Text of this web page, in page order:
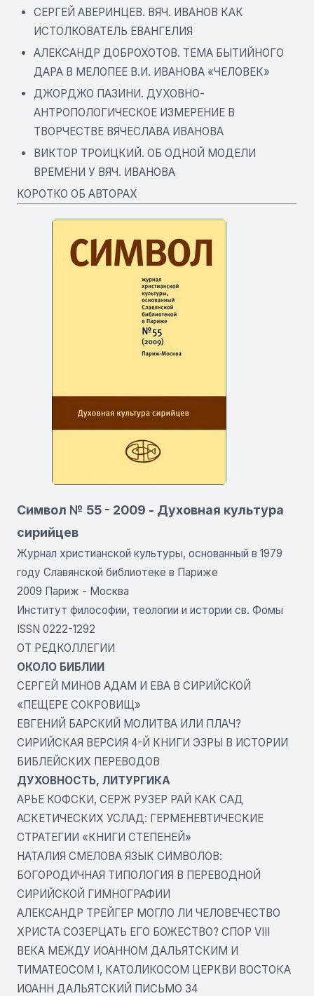
СЕРГЕЙ АВЕРИНЦЕВ. ВЯЧ. ИВАНОВ КАК
ИСТОЛКОВАТЕЛЬ ЕВАНГЕЛИЯ
АЛЕКСАНДР ДОБРОХОТОВ. ТЕМА БЫТИЙНОГО
ДАРА В МЕЛОПЕЕ В.И. ИВАНОВА «ЧЕЛОВЕК»
ДЖОРДЖО ПАЗИНИ. ДУХОВНО-
АНТРОПОЛОГИЧЕСКОЕ ИЗМЕРЕНИЕ В
ТВОРЧЕСТВЕ ВЯЧЕСЛАВА ИВАНОВА
ВИКТОР ТРОИЦКИЙ. ОБ ОДНОЙ МОДЕЛИ
ВРЕМЕНИ У ВЯЧ. ИВАНОВА
КОРОТКО ОБ АВТОРАХ
Символ № 55 - 2009 - Духовная культура
сирийцев
Журнал христианской культуры, основанный в 1979
году Славянской библиотеке в Париже
2009 Париж - Москва
Институт философии, теологии и истории св. Фомы
ISSN 0222-1292
ОТ РЕДКОЛЛЕГИИ
ОКОЛО БИБЛИИ
СЕРГЕЙ МИНОВ АДАМ И ЕВА В СИРИЙСКОЙ
«ПЕЩЕРЕ СОКРОВИЩ»
ЕВГЕНИЙ БАРСКИЙ МОЛИТВА ИЛИ ПЛАЧ?
СИРИЙСКАЯ ВЕРСИЯ 4-Й КНИГИ ЭЗРЫ В ИСТОРИИ
БИБЛЕЙСКИХ ПЕРЕВОДОВ
ДУХОВНОСТЬ, ЛИТУРГИКА
АРЬЕ КОФСКИ, СЕРЖ РУЗЕР РАЙ КАК САД
АСКЕТИЧЕСКИХ УСЛАД: ГЕРМЕНЕВТИЧЕСКИЕ
СТРАТЕГИИ «КНИГИ СТЕПЕНЕЙ»
НАТАЛИЯ СМЕЛОВА ЯЗЫК СИМВОЛОВ:
БОГОРОДИЧНАЯ ТИПОЛОГИЯ В ПЕРЕВОДНОЙ
СИРИЙСКОЙ ГИМНОГРАФИИ
АЛЕКСАНДР ТРЕЙГЕР МОГЛО ЛИ ЧЕЛОВЕЧЕСТВО
ХРИСТА СОЗЕРЦАТЬ ЕГО БОЖЕСТВО? СПОР VIII
ВЕКА МЕЖДУ ИОАННОМ ДАЛЬЯТСКИМ И
ТИМАТЕОСОМ I, КАТОЛИКОСОМ ЦЕРКВИ ВОСТОКА
ИОАНН ДАЛЬЯТСКИЙ ПИСЬМО 34